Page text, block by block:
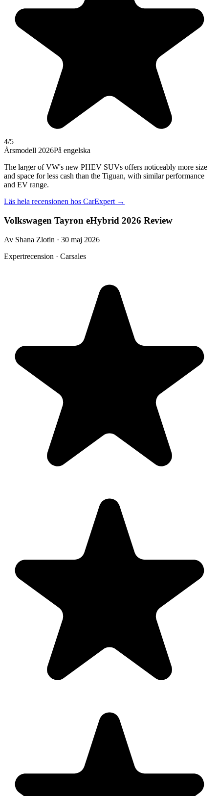
4/5
Årsmodell 2026På engelska
The larger of VW's new PHEV SUVs offers noticeably more size
and space for less cash than the Tiguan, with similar performance
and EV range.
Läs hela recensionen hos CarExpert →
Volkswagen Tayron eHybrid 2026 Review
Av Shana Zlotin · 30 maj 2026
Expertrecension · Carsales